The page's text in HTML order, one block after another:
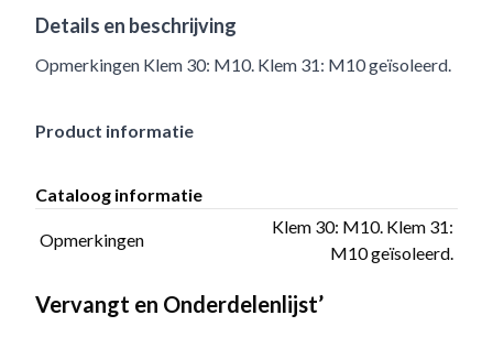
Details en beschrijving
Opmerkingen Klem 30: M10. Klem 31: M10 geïsoleerd.
Product informatie
Cataloog informatie
Opmerkingen
Klem 30: M10. Klem 31:
M10 geïsoleerd.
Vervangt en Onderdelenlijst’